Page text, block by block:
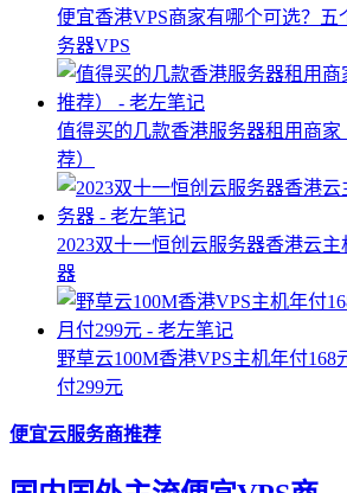
便宜香港VPS商家有哪个可选？五
务器VPS
值得买的几款香港服务器租用商家
荐）
2023双十一恒创云服务器香港云
器
野草云100M香港VPS主机年付168
付299元
便宜云服务商推荐